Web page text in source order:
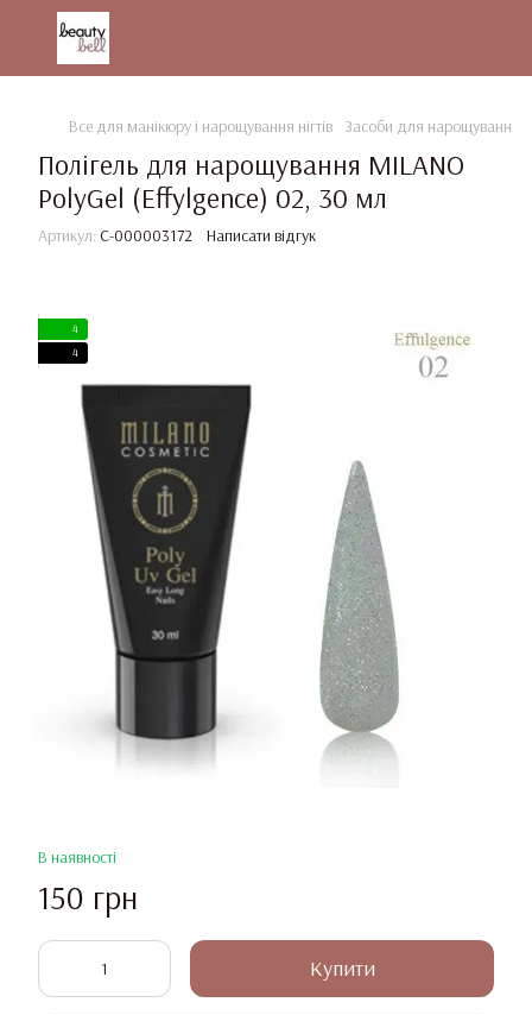
Все для манікюру і нарощування нігтів Засоби для нарощування та
Полігель для нарощування MILANO
PolyGel (Effylgenсe) 02, 30 мл
Артикул: C-000003172 Написати відгук
4
4
В наявності
150 грн
Купити